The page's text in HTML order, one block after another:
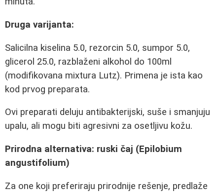
Druga varijanta:
Salicilna kiselina 5.0, rezorcin 5.0, sumpor 5.0,
glicerol 25.0, razblaženi alkohol do 100ml
(modifikovana mixtura Lutz). Primena je ista kao
kod prvog preparata.
Ovi preparati deluju antibakterijski, suše i smanjuju
upalu, ali mogu biti agresivni za osetljivu kožu.
Prirodna alternativa: ruski čaj (Epilobium
angustifolium)
Za one koji preferiraju prirodnije rešenje, predlaže